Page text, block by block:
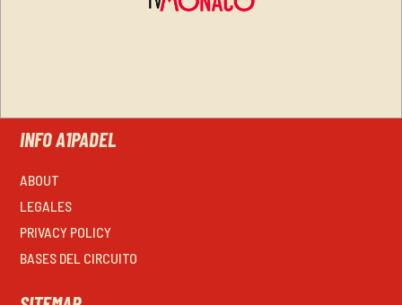
INFO A1PADEL
ABOUT
LEGALES
PRIVACY POLICY
BASES DEL CIRCUITO